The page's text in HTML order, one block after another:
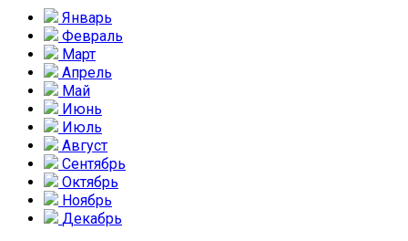
Январь
Февраль
Март
Апрель
Май
Июнь
Июль
Август
Сентябрь
Октябрь
Ноябрь
Декабрь